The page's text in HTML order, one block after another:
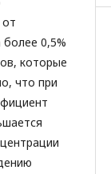
0,5%
которые
что при